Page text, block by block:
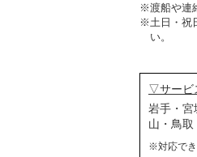
※渡船や連
※土日・祝
い。
▽サービ
岩手・宮
山・鳥
※対応でき